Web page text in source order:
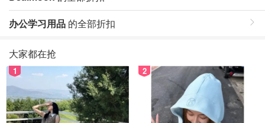
办公学习用品 的全部折扣
大家都在抢
1 2